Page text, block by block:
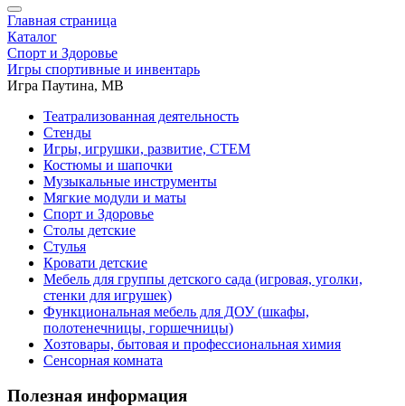
Главная страница
Каталог
Спорт и Здоровье
Игры спортивные и инвентарь
Игра Паутина, МВ
Театрализованная деятельность
Стенды
Игры, игрушки, развитие, СТЕМ
Костюмы и шапочки
Музыкальные инструменты
Мягкие модули и маты
Спорт и Здоровье
Столы детские
Стулья
Кровати детские
Мебель для группы детского сада (игровая, уголки,
стенки для игрушек)
Функциональная мебель для ДОУ (шкафы,
полотенечницы, горшечницы)
Хозтовары, бытовая и профессиональная химия
Сенсорная комната
Полезная информация